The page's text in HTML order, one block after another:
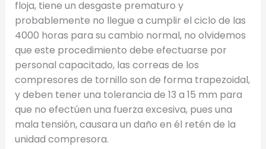
floja, tiene un desgaste prematuro y
probablemente no llegue a cumplir el ciclo de las
4000 horas para su cambio normal, no olvidemos
que este procedimiento debe efectuarse por
personal capacitado, las correas de los
compresores de tornillo son de forma trapezoidal,
y deben tener una tolerancia de 13 a 15 mm para
que no efectúen una fuerza excesiva, pues una
mala tensión, causara un daño en él retén de la
unidad compresora.